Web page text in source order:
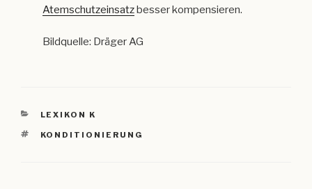
Atemschutzeinsatzbesser kompensieren.
Bildquelle: Dräger AG
KATEGORIEN
LEXIKON K
SCHLAGWÖRTER
KONDITIONIERUNG